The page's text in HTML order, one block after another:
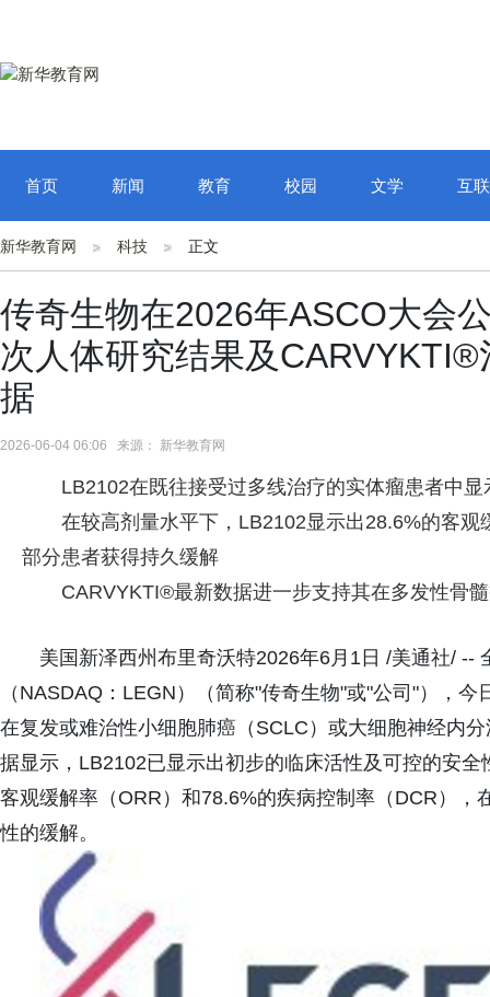
首页 新闻 教育 校园 文学 互
新华教育网 科技 正文
传奇生物在2026年ASCO大会
次人体研究结果及
据
2026-06-04 06:06 来源： 新华教育网
LB2102在既往接受过多线治疗的实体瘤患者中
在较高剂量水平下，LB2102显示出28.6%的客
部分患者获得持久缓解
CARVYKTI®最新数据进一步支持其在多发性骨
美国新泽西州布里奇沃特2026年6月1日 /美通社/ --
（NASDAQ：LEGN）（简称"传奇生物"或"公司"），
在复发或难治性小细胞肺癌（SCLC）或大细胞神经内
据显示，LB2102已显示出初步的临床活性及可控的安
客观缓解率（ORR）和78.6%的疾病控制率（DCR）
性的缓解。